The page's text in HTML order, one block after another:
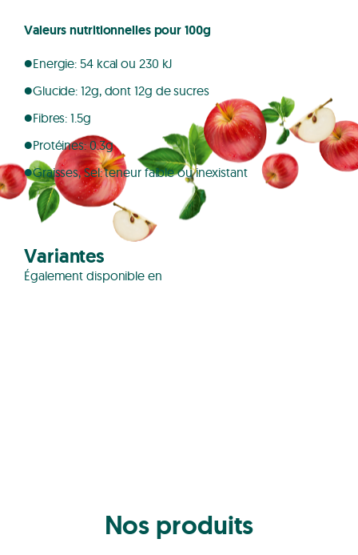
Valeurs nutritionnelles pour 100g
Energie: 54 kcal ou 230 kJ
Glucide: 12g, dont 12g de sucres
Fibres: 1.5g
Protéines: 0.3g
Graisses, Sel: teneur faible ou inexistant
Variantes
Également disponible en
Nos produits